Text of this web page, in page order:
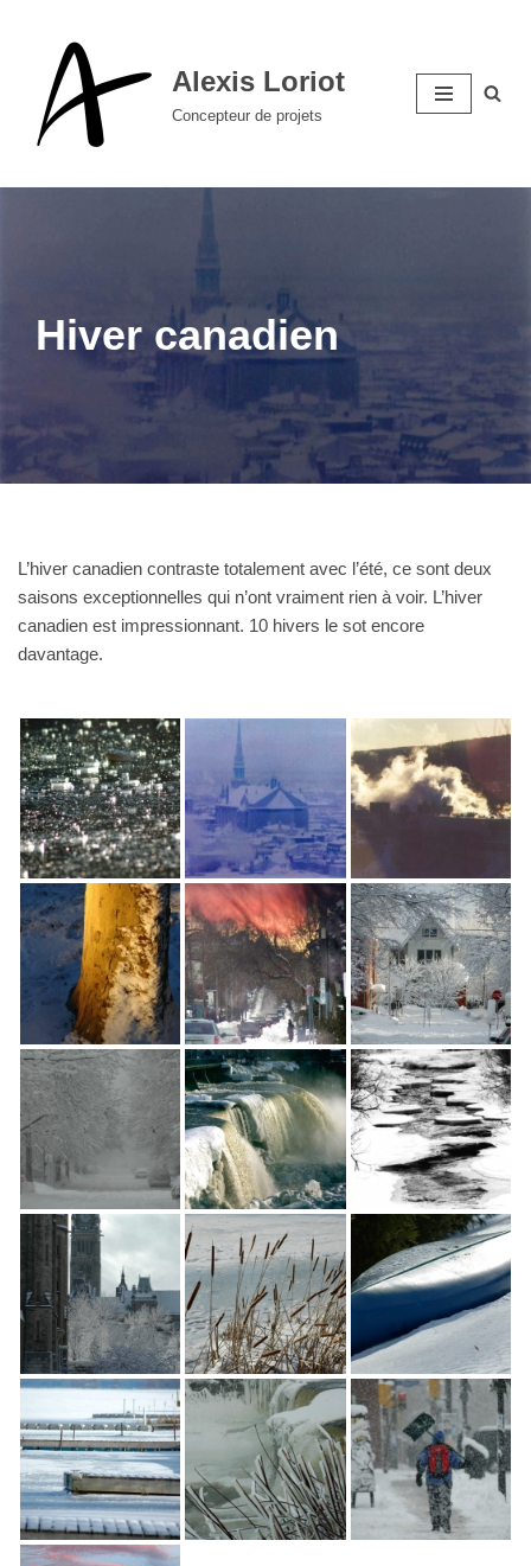
contenu
Alexis Loriot
Concepteur de projets
Hiver canadien
L’hiver canadien contraste totalement avec l’été, ce sont deux
saisons exceptionnelles qui n’ont vraiment rien à voir. L’hiver
canadien est impressionnant. 10 hivers le sot encore
davantage.